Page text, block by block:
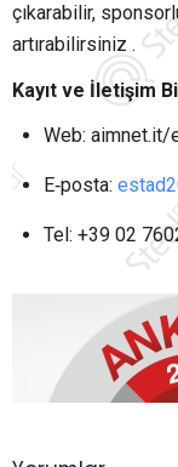
çıkarabilir,
artırabilirsiniz .
Kayıt ve İletişim
Web: aimnet.it/
E‑posta:
Tel: +39 02